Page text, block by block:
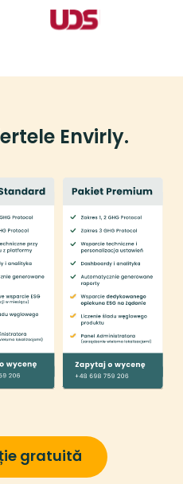
Envirly.
gratuită